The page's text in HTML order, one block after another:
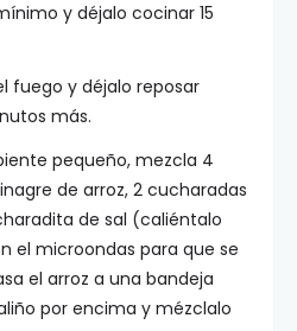
y déjalo cocinar 15
fuego y déjalo reposar
más.
pequeño, mezcla 4
de arroz, 2 cucharadas
de sal (caliéntalo
el microondas para que se
el arroz a una bandeja
por encima y mézclalo